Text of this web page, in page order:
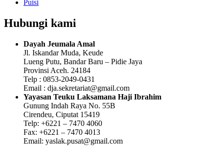
Puisi
Hubungi kami
Dayah Jeumala Amal
Jl. Iskandar Muda, Keude
Lueng Putu, Bandar Baru – Pidie Jaya
Provinsi Aceh. 24184
Telp : 0853-2049-0431
Email : dja.sekretariat@gmail.com
Yayasan Teuku Laksamana Haji Ibrahim
Gunung Indah Raya No. 55B
Cirendeu, Ciputat 15419
Telp: +6221 – 7470 4060
Fax: +6221 – 7470 4013
Email: yaslak.pusat@gmail.com